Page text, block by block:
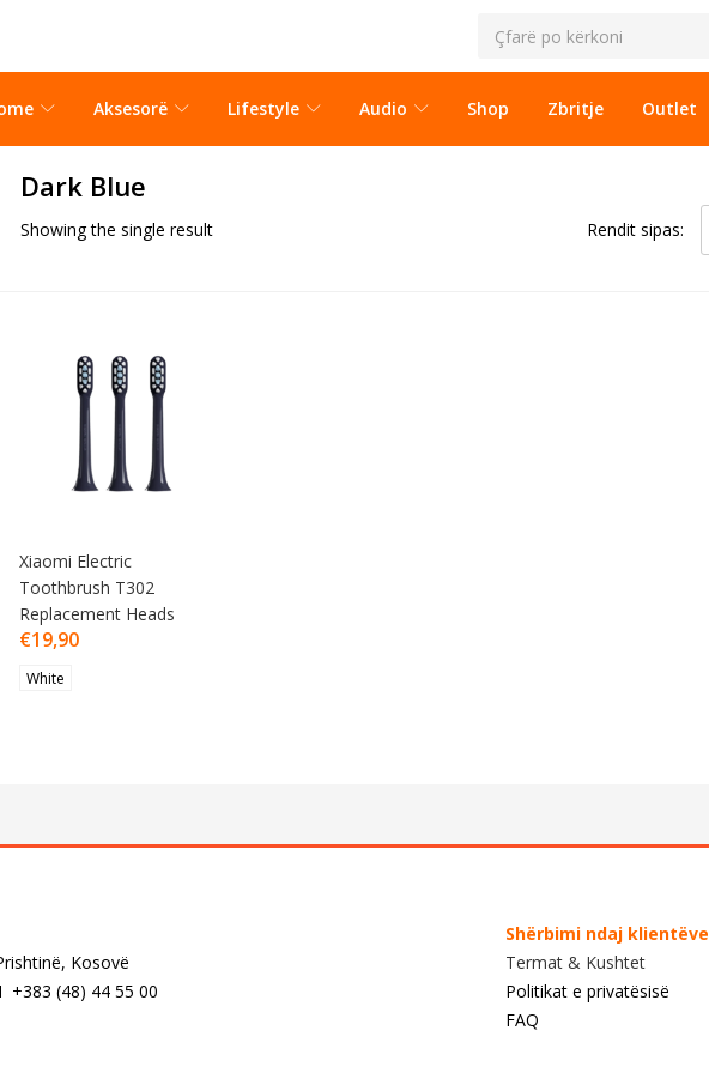
Aksesorë Lifestyle Audio Shop Zbritje Outlet
Dark Blue
Showing the single result Rendit sipas:
Xiaomi Electric
Toothbrush T302
Replacement Heads
€19,90
White
Kosovë
(48) 44 55 00
Shërbimi ndaj klientëve
Termat & Kushtet
Politikat e privatësisë
FAQ